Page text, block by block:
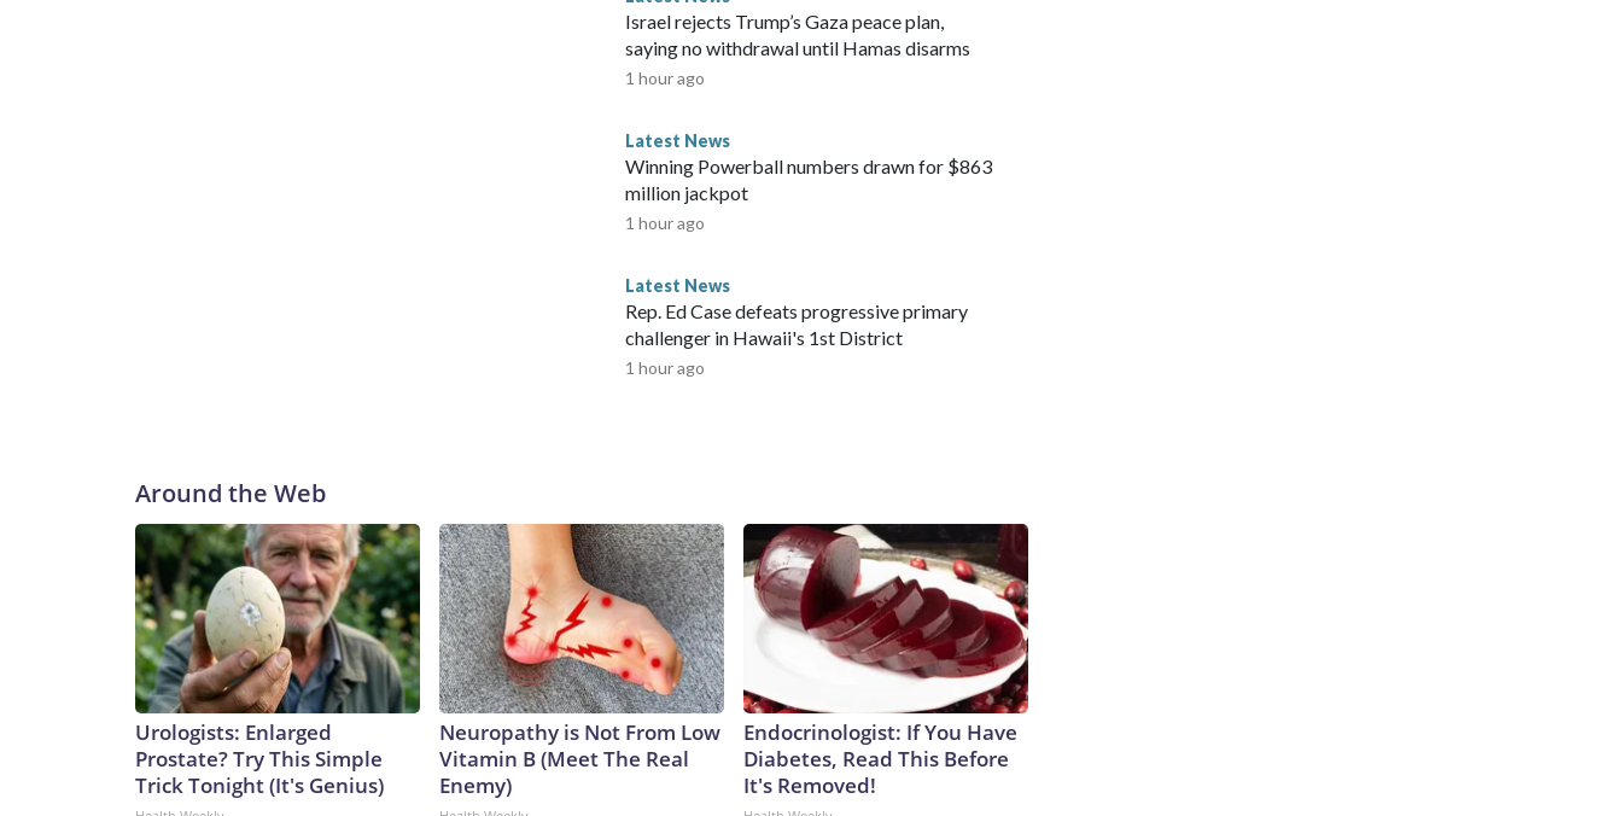
Israel rejects Trump’s Gaza peace plan,
saying no withdrawal until Hamas disarms
1 hour ago
Latest News
Winning Powerball numbers drawn for $863
million jackpot
1 hour ago
Latest News
Rep. Ed Case defeats progressive primary
challenger in Hawaii's 1st District
1 hour ago
Around the Web
Urologists: Enlarged
Prostate? Try This Simple
Trick Tonight (It's Genius)
Neuropathy is Not From Low
Vitamin B (Meet The Real
Enemy)
Endocrinologist: If You Have
Diabetes, Read This Before
It's Removed!